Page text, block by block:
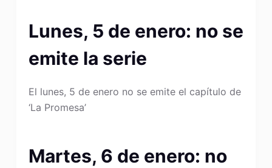
Lunes, 5 de enero: no se
emite la serie
El lunes, 5 de enero no se emite el capítulo de
‘La Promesa’
Martes, 6 de enero: no